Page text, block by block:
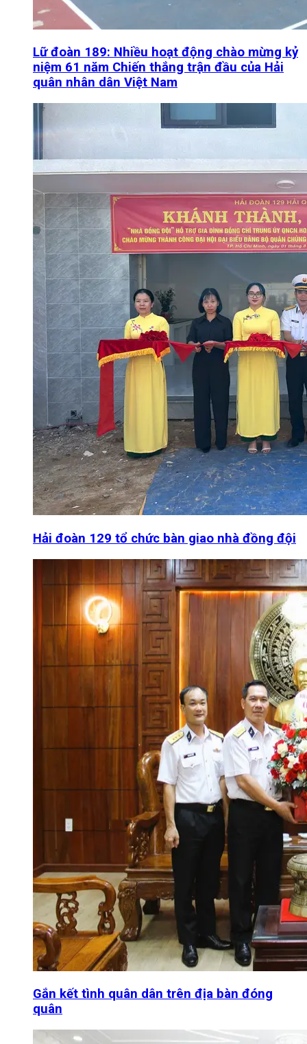
Lữ đoàn 189: Nhiều hoạt động chào mừng kỷ
niệm 61 năm Chiến thắng trận đầu của Hải
quân nhân dân Việt Nam
Hải đoàn 129 tổ chức bàn giao nhà đồng đội
Gắn kết tình quân dân trên địa bàn đóng
quân